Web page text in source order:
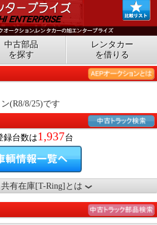
中古部品
を探す
レンタカー
を借りる
(R8/8/25)です
録台数は1,937台
有在庫[T-Ring]とは